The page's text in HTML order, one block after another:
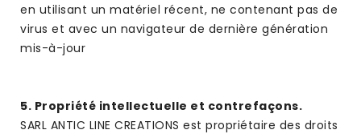
en utilisant un matériel récent, ne contenant pas de
virus et avec un navigateur de dernière génération
mis-à-jour
5. Propriété intellectuelle et contrefaçons.
SARL ANTIC LINE CREATIONS est propriétaire des droits